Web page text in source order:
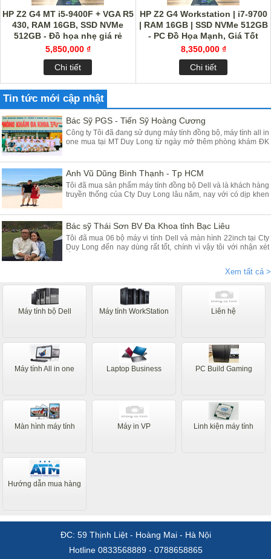
HP Z2 G4 MT i5-9400F + VGA R5
430, RAM 16GB, SSD NVMe
512GB - Đồ họa nhẹ giá rẻ
5,850,000 ₫
Chi tiết
HP Z2 G4 Workstation | i7-9700
| RAM 16GB | SSD NVMe 512GB
- PC Đồ Họa Mạnh, Giá Tốt
8,350,000 ₫
Chi tiết
Tin tức mới cập nhật
Bác Sỹ PGS - Tiến Sỹ Hoàng Cương
Công ty Tôi đã đang sử dụng máy tính đồng bộ, máy tính all in
one mua tại MT Duy Long từ ngày mở thêm phòng khám ĐK
chất lượng tốt giá hợp lý, Tôi đánh giá cao máy tính của các
Bạn cung cấp
Anh Vũ Dũng Bình Thạnh - Tp HCM
Tôi đã mua sản phẩm máy tính đồng bộ Dell và là khách hàng
truyền thống của Cty Duy Long lâu năm, nay với có dịp khen
dùng rất là tốt đảm bảo chất lượng, Cty tôi rất tin dùng máy
tính để bàn và nay lại mua dùng máy tính Dell all in one
Bác sỹ Thái Sơn BV Đa Khoa tỉnh Bạc Liêu
Tôi đã mua 06 bộ máy vi tính Dell và màn hình 22inch tại Cty
Duy Long đến nay dùng rất tốt, chính vì vậy tôi với nhận xét
Xem tất cả >
Máy tính bộ Dell Máy tính WorkStation Liên hệ
Máy tính All in one Laptop Business PC Build Gaming
Màn hình máy tính Máy in VP Linh kiện máy tính
Hướng dẫn mua hàng
ĐC: 59 Thịnh Liệt - Hoàng Mai - Hà Nội
Hotline 0833568889 - 0788658865